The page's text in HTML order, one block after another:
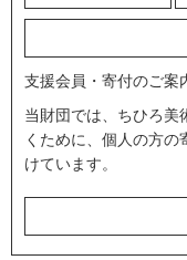
支援会員・寄付のご案
当財団では、ちひろ
くために、個人の方
けています。